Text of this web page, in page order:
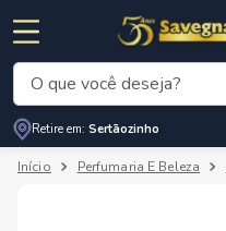
O que você deseja?
Retire em: Sertãozinho
Perfumaria E Beleza
Termos mais buscados